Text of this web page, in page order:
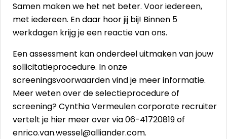
Samen maken we het net beter. Voor iedereen,
met iedereen. En daar hoor jij bij! Binnen 5
werkdagen krijg je een reactie van ons.
Een assessment kan onderdeel uitmaken van jouw
sollicitatieprocedure. In onze
screeningsvoorwaardenvind je meer informatie.
Meer weten over de selectieprocedure of
screening? Cynthia Vermeulen corporate recruiter
vertelt je hier meer over via 06-41720819 of
enrico.van.wessel@alliander.com.